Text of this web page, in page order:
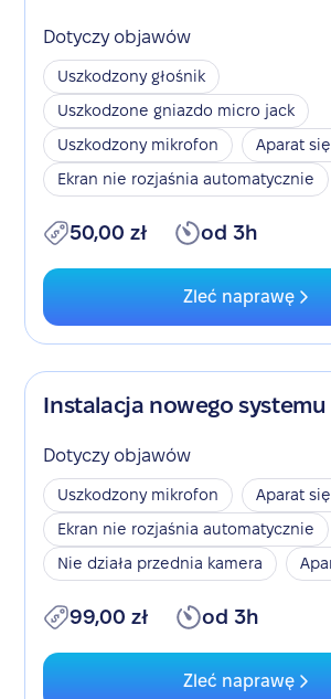
Dotyczy objawów
Uszkodzony głośnik
Uszkodzone gniazdo micro jack
Uszkodzony mikrofon
Aparat
Ekran nie rozjaśnia automatycznie
50,00 zł od 3h
Zleć naprawę
Instalacja nowego systemu
Dotyczy objawów
Uszkodzony mikrofon
Aparat
Ekran nie rozjaśnia automatycznie
Nie działa przednia kamera
99,00 zł od 3h
Zleć naprawę